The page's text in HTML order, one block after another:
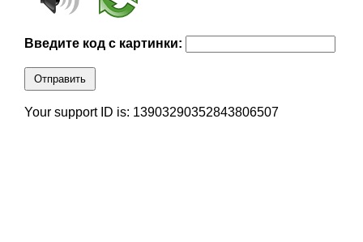
Введите код с картинки:
Отправить
Your support ID is: 13903290352843806507